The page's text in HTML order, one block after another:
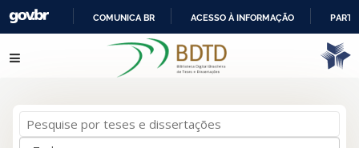
IR
PARA
COMUNICA BR ACESSO À INFORMAÇÃO
Pular para o conteúdo